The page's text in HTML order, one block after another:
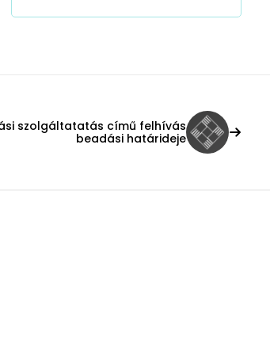
szolgáltatatás című felhívás
beadási határideje